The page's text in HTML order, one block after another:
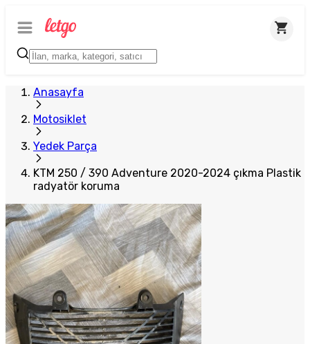
Anasayfa
Motosiklet
Yedek Parça
KTM 250 / 390 Adventure 2020-2024 çıkma Plastik
radyatör koruma